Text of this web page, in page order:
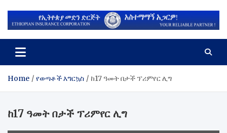
ሶከር ኢትዮጵያ
Home የወጣቶች እግርኳስ ከ17 ዓመት በታች ፕሪምየር ሊግ
ከ17 ዓመት በታች ፕሪምየር ሊግ